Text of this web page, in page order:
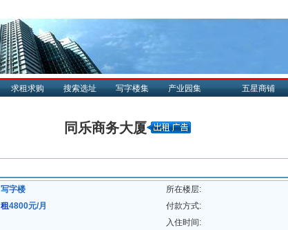
求租求购 搜索选址 写字楼集 产业园集 五星商铺
同乐商务大厦
写字楼
所在楼层:
租4800元/月
付款方式:
入住时间: